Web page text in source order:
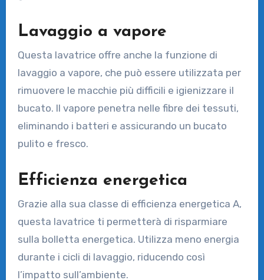
Lavaggio a vapore
Questa lavatrice offre anche la funzione di
lavaggio a vapore, che può essere utilizzata per
rimuovere le macchie più difficili e igienizzare il
bucato. Il vapore penetra nelle fibre dei tessuti,
eliminando i batteri e assicurando un bucato
pulito e fresco.
Efficienza energetica
Grazie alla sua classe di efficienza energetica A,
questa lavatrice ti permetterà di risparmiare
sulla bolletta energetica. Utilizza meno energia
durante i cicli di lavaggio, riducendo così
l’impatto sull’ambiente.